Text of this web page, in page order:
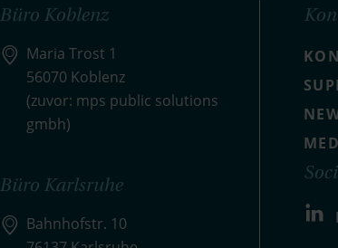
Büro Koblenz
Maria Trost 1
56070 Koblenz
(zuvor: mps public solutions
gmbh)
Büro Karlsruhe
Bahnhofstr. 10